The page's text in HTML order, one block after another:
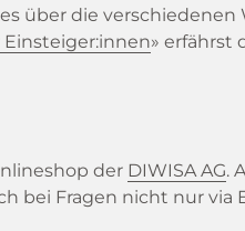
über die
» erfährst
der DIWISA AG.
bei Fragen nicht nur